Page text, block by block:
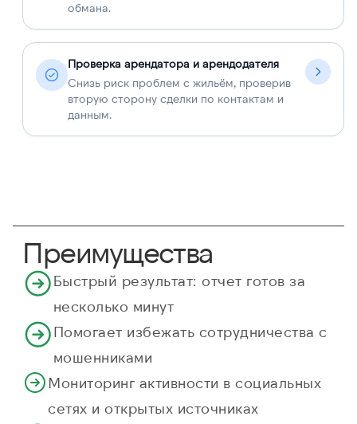
обмана.
Проверка арендатора и арендодателя
Снизь риск проблем с жильём, проверив
вторую сторону сделки по контактам и
данным.
Преимущества
Быстрый результат: отчет готов за
несколько минут
Помогает избежать сотрудничества с
мошенниками
Мониторинг активности в социальных
сетях и открытых источниках